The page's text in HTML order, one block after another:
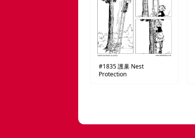
#1835護巢 Nest
Protection